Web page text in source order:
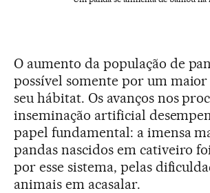
O aumento da população de
possível somente por um
seu hábitat. Os avanços nos
inseminação artificial
papel fundamental: a imensa
pandas nascidos em cativeiro
por esse sistema, pelas
animais em acasalar.